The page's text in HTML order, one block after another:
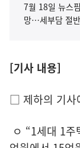
7월 18일 뉴스
망…세부담 절
[기사 내용]
□ 제하의 기사
ㅇ “1세대 1